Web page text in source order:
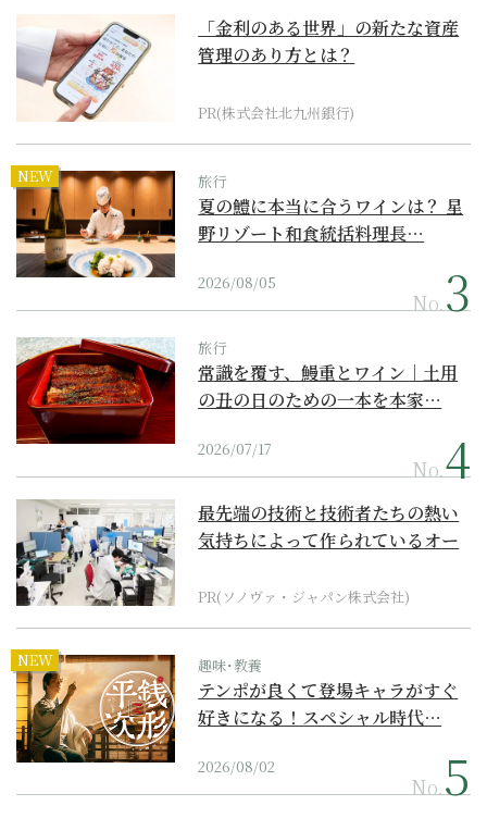
「金利のある世界」の新たな資産
管理のあり方とは？
PR(株式会社北九州銀行)
NEW 旅行
夏の鱧に本当に合うワインは？ 星
野リゾート和食統括料理長…
2026/08/05
No.
旅行
常識を覆す、鰻重とワイン｜土用
の丑の日のための一本を本家…
2026/07/17
No.
最先端の技術と技術者たちの熱い
気持ちによって作られているオー
PR(ソノヴァ・ジャパン株式会社)
NEW 趣味･教養
テンポが良くて登場キャラがすぐ
好きになる！スペシャル時代…
2026/08/02
No.